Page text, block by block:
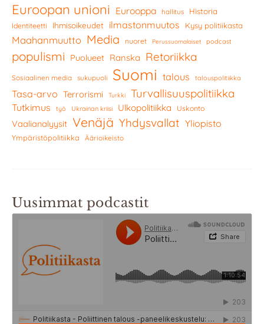
Euroopan unioni Eurooppa hallitus Historia
Identiteetti Ihmisoikeudet ilmastonmuutos Kysy politiikasta
Maahanmuutto Media nuoret Perussuomalaiset podcast
populismi Puolueet Ranska Retoriikka
Sosiaalinen media sukupuoli Suomi talous talouspolitiikka
Tasa-arvo Terrorismi Turkki Turvallisuuspolitiikka
Tutkimus työ Ukrainan kriisi Ulkopolitiikka Uskonto
Vaalianalyysit Venäjä Yhdysvallat Yliopisto
Ympäristöpolitiikka Äärioikeisto
Uusimmat podcastit